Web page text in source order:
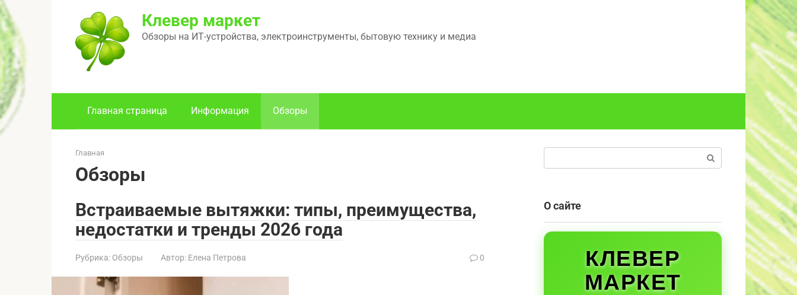
Перейти
к
контенту
Клевер маркет
Обзоры на ИТ-устройства, электроинструменты, бытовую технику и медиа
Главная страница Информация Обзоры
Главная
Обзоры
Встраиваемые вытяжки: типы, преимущества,
недостатки и тренды 2026 года
Рубрика: Обзоры Автор: Елена Петрова 0
О сайте
КЛЕВЕР
МАРКЕТ